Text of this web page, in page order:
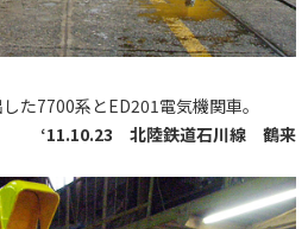
た7700系とED201電気機関車。
‘11.10.23 北陸鉄道石川線 鶴来